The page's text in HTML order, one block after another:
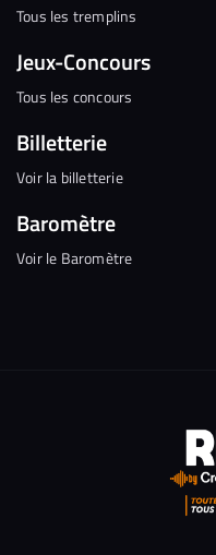
Tous les tremplins
Jeux-Concours
Tous les concours
Billetterie
Voir la billetterie
Baromètre
Voir le Baromètre